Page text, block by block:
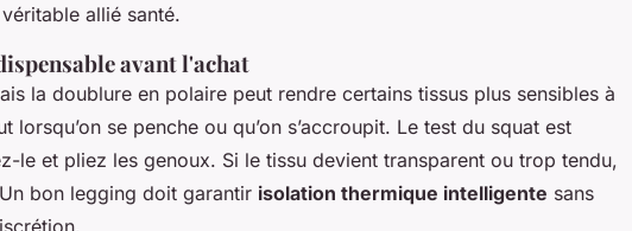
allié santé.
avant l'achat
la doublure en polaire peut rendre certains tissus plus sensibles à
lorsqu’on se penche ou qu’on s’accroupit. Le test du squat est
le et pliez les genoux. Si le tissu devient transparent ou trop tendu,
bon legging doit garantir isolation thermique intelligente sans